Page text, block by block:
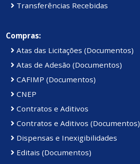
Transferências Recebidas
Compras:
Atas das Licitações (Documentos)
Atas de Adesão (Documentos)
CAFIMP (Documentos)
CNEP
Contratos e Aditivos
Contratos e Aditivos (Documentos)
Dispensas e Inexigibilidades
Editais (Documentos)